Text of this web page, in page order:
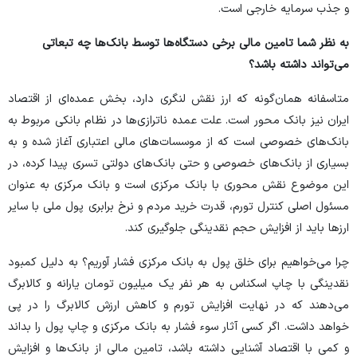
و جذب سرمایه خارجی است.
به نظر شما تامین مالی برخی دستگاه‌ها توسط بانک‌ها چه تبعاتی
می‌تواند داشته باشد؟
متاسفانه همان‌گونه که ارز نقش لنگری دارد، بخش عمده‌ای از اقتصاد
ایران نیز بانک محور است. علت عمده ناترازی‌ها در نظام بانکی مربوط به
بانک‌های خصوصی است که از موسسات‌های مالی اعتباری آغاز شده و به
بسیاری از بانک‌های خصوصی و حتی بانک‌های دولتی تسری پیدا کرده، در
این موضوع نقش محوری با بانک مرکزی است و بانک مرکزی به عنوان
مسئول اصلی کنترل تورم، قدرت خرید مردم و نرخ برابری پول ملی با سایر
ارز‌ها باید از افزایش حجم نقدینگی جلوگیری کند.
چرا می‌خواهیم برای خلق پول به بانک مرکزی فشار آوریم؟ به دلیل کمبود
نقدینگی با چاپ اسکناس به هر نفر یک میلیون تومان یارانه و کالابرگ
می‌دهند که در نهایت افزایش تورم و کاهش ارزش کالابرگ را در پی
خواهد داشت. اگر کسی آثار سوء فشار به بانک مرکزی و چاپ پول را بداند
و کمی با اقتصاد آشنایی داشته باشد، تامین مالی از بانک‌ها و افزایش